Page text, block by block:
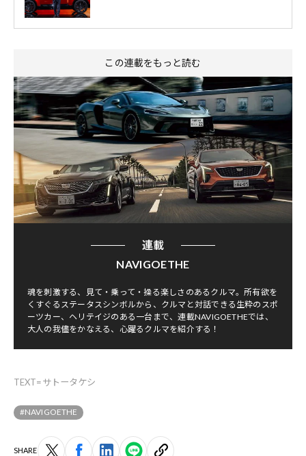
この連載をもっと読む
連載
NAVIGOETHE
魂を刺激する、見て・乗って・操る楽しさのあるクルマ。所有欲を
くすぐるステータスシンボルから、クルマと対話できる生粋のスポ
ーツカー、ヘリテイジのある一台まで、連載NAVIGOETHEでは、
大人の我儘をかなえる、心躍るクルマを紹介する！
TEXT=サトータケシ
#NAVIGOETHE
SHARE